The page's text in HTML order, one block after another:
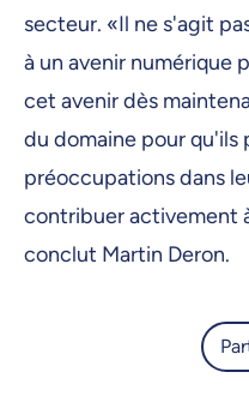
secteur. «Il ne s'agit
à un avenir numérique
cet avenir dès
du domaine pour qu'ils
préoccupations dans
contribuer activement
conclut Martin Deron.